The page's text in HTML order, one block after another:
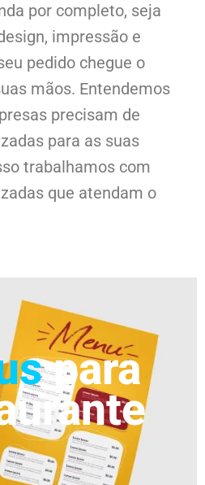
por completo, seja
impressão e
pedido chegue o
mãos. Entendemos
precisam de
para as suas
trabalhamos com
que atendam o
para